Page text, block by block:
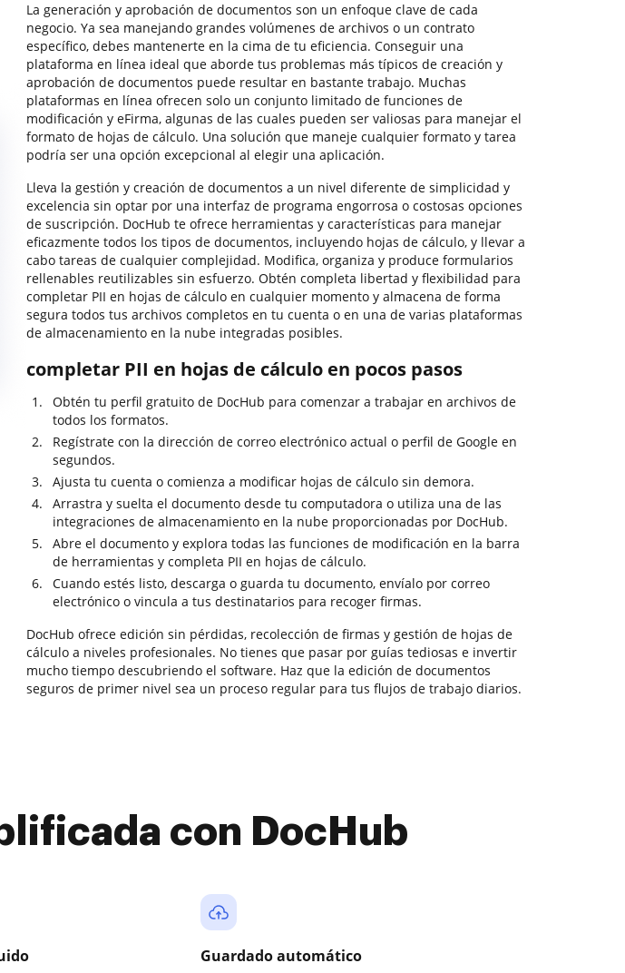
La generación y aprobación de documentos son un enfoque clave de cada
negocio. Ya sea manejando grandes volúmenes de archivos o un contrato
específico, debes mantenerte en la cima de tu eficiencia. Conseguir una
plataforma en línea ideal que aborde tus problemas más típicos de creación y
aprobación de documentos puede resultar en bastante trabajo. Muchas
plataformas en línea ofrecen solo un conjunto limitado de funciones de
modificación y eFirma, algunas de las cuales pueden ser valiosas para manejar el
formato de hojas de cálculo. Una solución que maneje cualquier formato y tarea
podría ser una opción excepcional al elegir una aplicación.
Lleva la gestión y creación de documentos a un nivel diferente de simplicidad y
excelencia sin optar por una interfaz de programa engorrosa o costosas opciones
de suscripción. DocHub te ofrece herramientas y características para manejar
eficazmente todos los tipos de documentos, incluyendo hojas de cálculo, y llevar a
cabo tareas de cualquier complejidad. Modifica, organiza y produce formularios
rellenables reutilizables sin esfuerzo. Obtén completa libertad y flexibilidad para
completar PII en hojas de cálculo en cualquier momento y almacena de forma
segura todos tus archivos completos en tu cuenta o en una de varias plataformas
de almacenamiento en la nube integradas posibles.
completar PII en hojas de cálculo en pocos pasos
Obtén tu perfil gratuito de DocHub para comenzar a trabajar en archivos de
todos los formatos.
Regístrate con la dirección de correo electrónico actual o perfil de Google en
segundos.
Ajusta tu cuenta o comienza a modificar hojas de cálculo sin demora.
Arrastra y suelta el documento desde tu computadora o utiliza una de las
integraciones de almacenamiento en la nube proporcionadas por DocHub.
Abre el documento y explora todas las funciones de modificación en la barra
de herramientas y completa PII en hojas de cálculo.
Cuando estés listo, descarga o guarda tu documento, envíalo por correo
electrónico o vincula a tus destinatarios para recoger firmas.
DocHub ofrece edición sin pérdidas, recolección de firmas y gestión de hojas de
cálculo a niveles profesionales. No tienes que pasar por guías tediosas e invertir
mucho tiempo descubriendo el software. Haz que la edición de documentos
seguros de primer nivel sea un proceso regular para tus flujos de trabajo diarios.
con DocHub
Guardado automático